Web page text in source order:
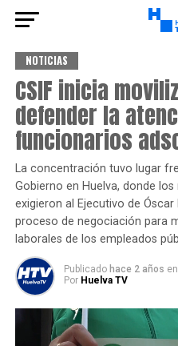
NOTICIAS
CSIF inicia
defender la
funcionarios
La concentración tuvo lugar
Gobierno en Huelva, donde
exigieron al Ejecutivo de
proceso de negociación para
laborales de los empleados
Publicado hace 2 años en
Por Huelva TV